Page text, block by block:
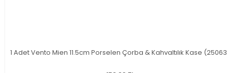
1 Adet Vento Mien 11.5cm Porselen Çorba & Kahvaltılık Kase